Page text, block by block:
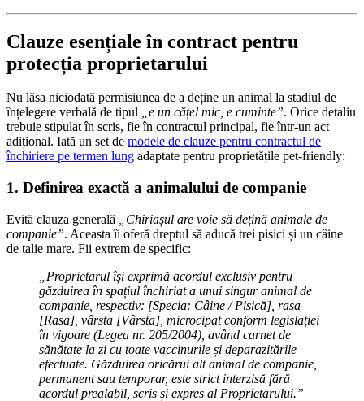
Clauze esențiale în contract pentru
protecția proprietarului
Nu lăsa niciodată permisiunea de a deține un animal la stadiul de
înțelegere verbală de tipul „e un cățel mic, e cuminte”. Orice detaliu
trebuie stipulat în scris, fie în contractul principal, fie într-un act
adițional. Iată un set de modele de clauze pentru contractul de
închiriere pe termen lung adaptate pentru proprietățile pet-friendly:
1. Definirea exactă a animalului de companie
Evită clauza generală
„Chiriașul are voie să dețină animale de
companie”. Aceasta îi oferă dreptul să aducă trei pisici și un câine
de talie mare. Fii extrem de specific:
„Proprietarul își exprimă acordul exclusiv pentru
găzduirea în spațiul închiriat a unui singur animal de
companie, respectiv: [Specia: Câine / Pisică], rasa
[Rasa], vârsta [Vârsta], microcipat conform legislației
în vigoare (Legea nr. 205/2004), având carnet de
sănătate la zi cu toate vaccinurile și deparazitările
efectuate. Găzduirea oricărui alt animal de companie,
permanent sau temporar, este strict interzisă fără
acordul prealabil, scris și expres al Proprietarului.”